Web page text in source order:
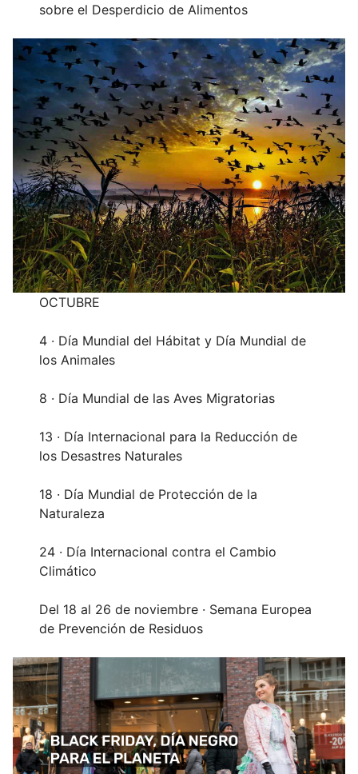
sobre el Desperdicio de Alimentos
OCTUBRE
4 · Día Mundial del Hábitat y Día Mundial de
los Animales
8 · Día Mundial de las Aves Migratorias
13 · Día Internacional para la Reducción de
los Desastres Naturales
18 · Día Mundial de Protección de la
Naturaleza
24 · Día Internacional contra el Cambio
Climático
Del 18 al 26 de noviembre · Semana Europea
de Prevención de Residuos